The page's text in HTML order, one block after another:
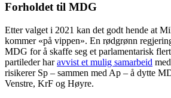
Forholdet til MDG
Etter valget i 2021 kan det godt hende at
kommer «på vippen». En rødgrønn
MDG for å skaffe seg et parlamentarisk
partileder haravvist et mulig samarbeid
risikerer Sp – sammen med Ap – å dytte
Venstre, KrF og Høyre.